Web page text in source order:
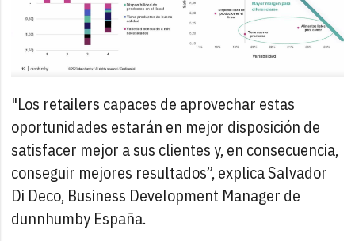
"Los retailers capaces de aprovechar estas
oportunidades estarán en mejor disposición de
satisfacer mejor a sus clientes y, en consecuencia,
conseguir mejores resultados”, explica Salvador
Di Deco, Business Development Manager de
dunnhumby España.